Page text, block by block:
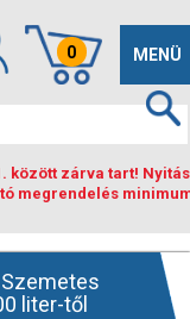
Toggle
MENÜ
0
között zárva tart!
megrendelés
Szemetes
liter-től